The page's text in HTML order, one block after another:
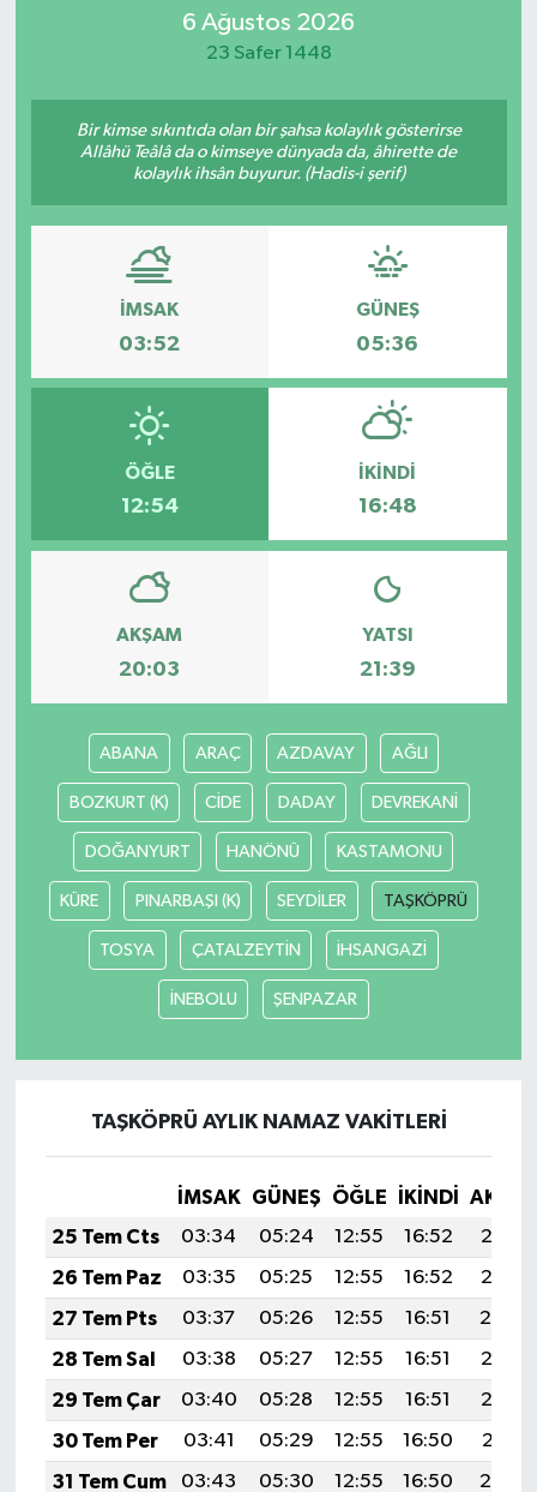
6 Ağustos 2026
23 Safer 1448
Bir kimse sıkıntıda olan bir şahsa kolaylık gösterirse
Allâhü Teâlâ da o kimseye dünyada da, âhirette de
kolaylık ihsân buyurur. (Hadis-i şerif)
İMSAK
03:52
GÜNEŞ
05:36
ÖĞLE
12:54
İKINDI
16:48
AKŞAM
20:03
YATSI
21:39
ABANA ARAÇ AZDAVAY AĞLI
BOZKURT (K) CİDE DADAY DEVREKANİ
DOĞANYURT HANÖNÜ KASTAMONU
KÜRE PINARBAŞI (K) SEYDİLER TAŞKÖPRÜ
TOSYA ÇATALZEYTİN İHSANGAZİ
İNEBOLU ŞENPAZAR
TAŞKÖPRÜ AYLIK NAMAZ VAKITLERI
İMSAK GÜNEŞ ÖĞLE İKINDI
25 Tem Cts
03:34 05:24 12:55 16:52
20:16
26 Tem Paz
03:35 05:25 12:55 16:52
20:15
27 Tem Pts
03:37 05:26 12:55 16:51
20:14
28 Tem Sal
03:38 05:27 12:55 16:51
20:13
29 Tem Çar
03:40 05:28 12:55 16:51
20:12
30 Tem Per
03:41 05:29 12:55 16:50
20:11
31 Tem Cum
03:43 05:30 12:55 16:50
20:10
Teknoloji
TRABZON
TRABZONSPOR